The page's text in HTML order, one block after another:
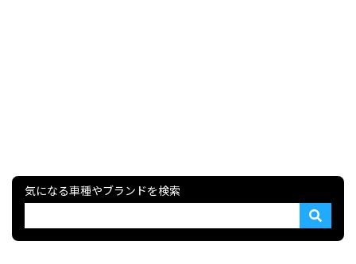
気になる車種やブランドを検索